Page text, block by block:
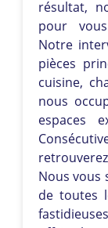
résultat,
pour
Notre
pièces
cuisine,
nous
espaces
Nous vous
de toutes